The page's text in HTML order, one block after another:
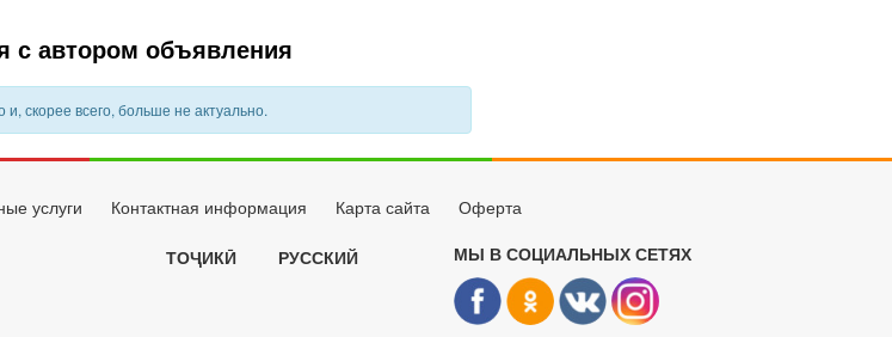
с автором объявления
скорее всего, больше не актуально.
услуги Контактная информация Карта сайта Оферта
ТОҶИКӢ РУССКИЙ МЫ В СОЦИАЛЬНЫХ СЕТЯХ